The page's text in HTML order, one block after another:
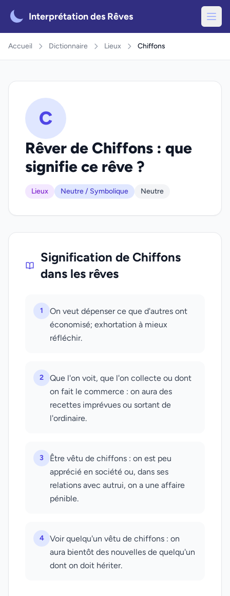
Interprétation des Rêves
Accueil Dictionnaire Lieux Chiffons
C
Rêver de Chiffons : que
signifie ce rêve ?
Lieux Neutre / Symbolique Neutre
Signification de Chiffons
dans les rêves
1
On veut dépenser ce que d'autres ont
économisé; exhortation à mieux
réfléchir.
2
Que l'on voit, que l'on collecte ou dont
on fait le commerce : on aura des
recettes imprévues ou sortant de
l'ordinaire.
3
Être vêtu de chiffons : on est peu
apprécié en société ou, dans ses
relations avec autrui, on a une affaire
pénible.
4
Voir quelqu'un vêtu de chiffons : on
aura bientôt des nouvelles de quelqu'un
dont on doit hériter.